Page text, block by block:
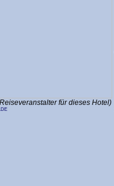
für dieses Hotel)